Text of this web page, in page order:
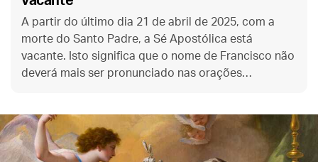
A partir do último dia 21 de abril de 2025, com a
morte do Santo Padre, a Sé Apostólica está
vacante. Isto significa que o nome de Francisco não
deverá mais ser pronunciado nas orações